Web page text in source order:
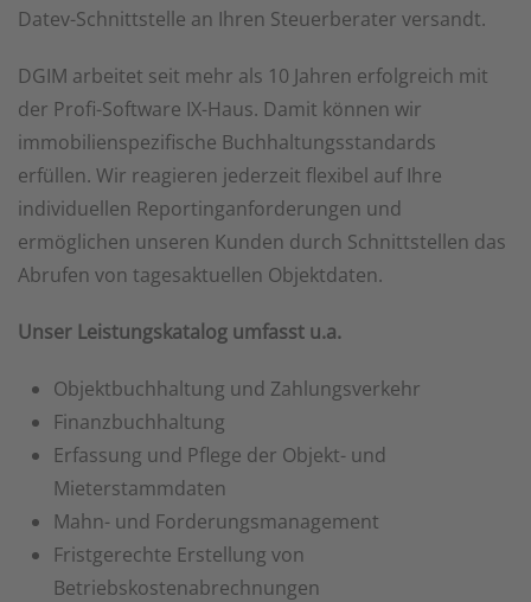
Datev-Schnittstelle an Ihren Steuerberater versandt.
DGIM arbeitet seit mehr als 10 Jahren erfolgreich mit
der Profi-Software IX-Haus. Damit können wir
immobilienspezifische Buchhaltungsstandards
erfüllen. Wir reagieren jederzeit flexibel auf Ihre
individuellen Reportinganforderungen und
ermöglichen unseren Kunden durch Schnittstellen das
Abrufen von tagesaktuellen Objektdaten.
Unser Leistungskatalog umfasst u.a.
Objektbuchhaltung und Zahlungsverkehr
Finanzbuchhaltung
Erfassung und Pflege der Objekt- und
Mieterstammdaten
Mahn- und Forderungsmanagement
Fristgerechte Erstellung von
Betriebskostenabrechnungen